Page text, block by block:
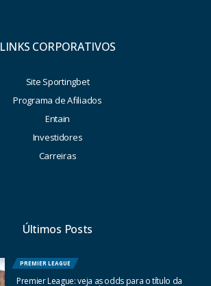
LINKS CORPORATIVOS
Site Sportingbet
Programa de Afiliados
Entain
Investidores
Carreiras
Últimos Posts
PREMIER LEAGUE
Premier League: veja as odds para o título da